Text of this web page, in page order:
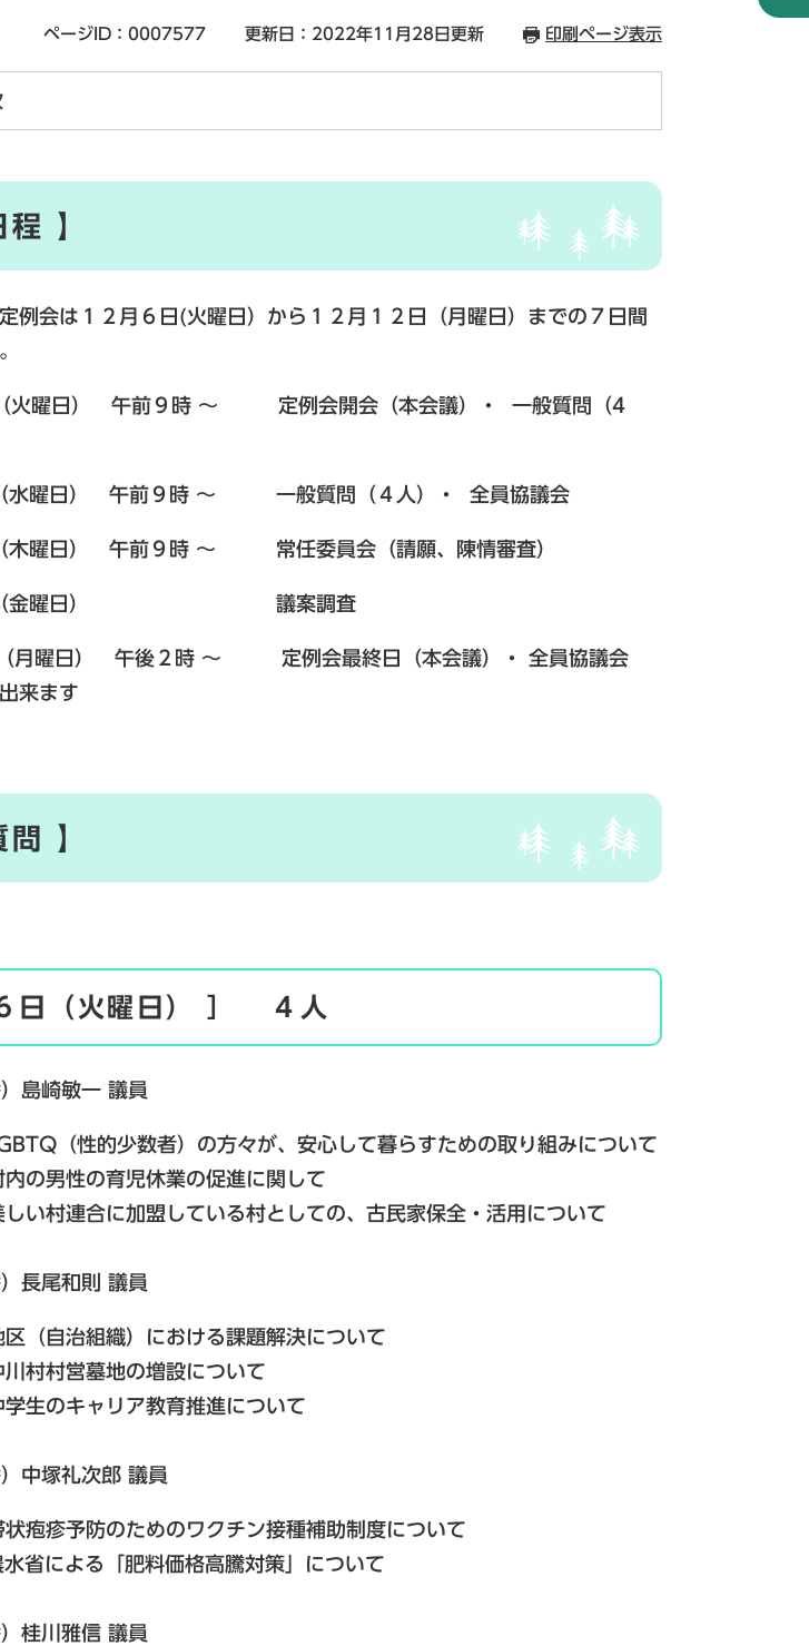
ページID：0007577 更新日：2022年11月28日更新 印刷ページ表示
程 】
例会は１２月６日(火曜日）から１２月１２日（月曜日）までの７日間
火曜日） 午前９時 ～ 定例会開会（本会議）・ 一般質問（4
曜日） 午前９時 ～ 一般質問（４人）・ 全員協議会
曜日） 午前９時 ～ 常任委員会（請願、陳情審査）
金曜日） 議案調査
月曜日） 午後２時 ～ 定例会最終日（本会議）・ 全員協議会
来ます
問 】
日（火曜日） ］ ４ 人
崎敏一 議員
的少数者）の方々が、安心して暮らすための取り組みについて
の育児休業の促進に関して
合に加盟している村としての、古民家保全・活用について
尾和則 議員
組織）における課題解決について
営墓地の増設について
ャリア教育推進について
塚礼次郎 議員
防のためのワクチン接種補助制度について
る「肥料価格高騰対策」について
川雅信 議員